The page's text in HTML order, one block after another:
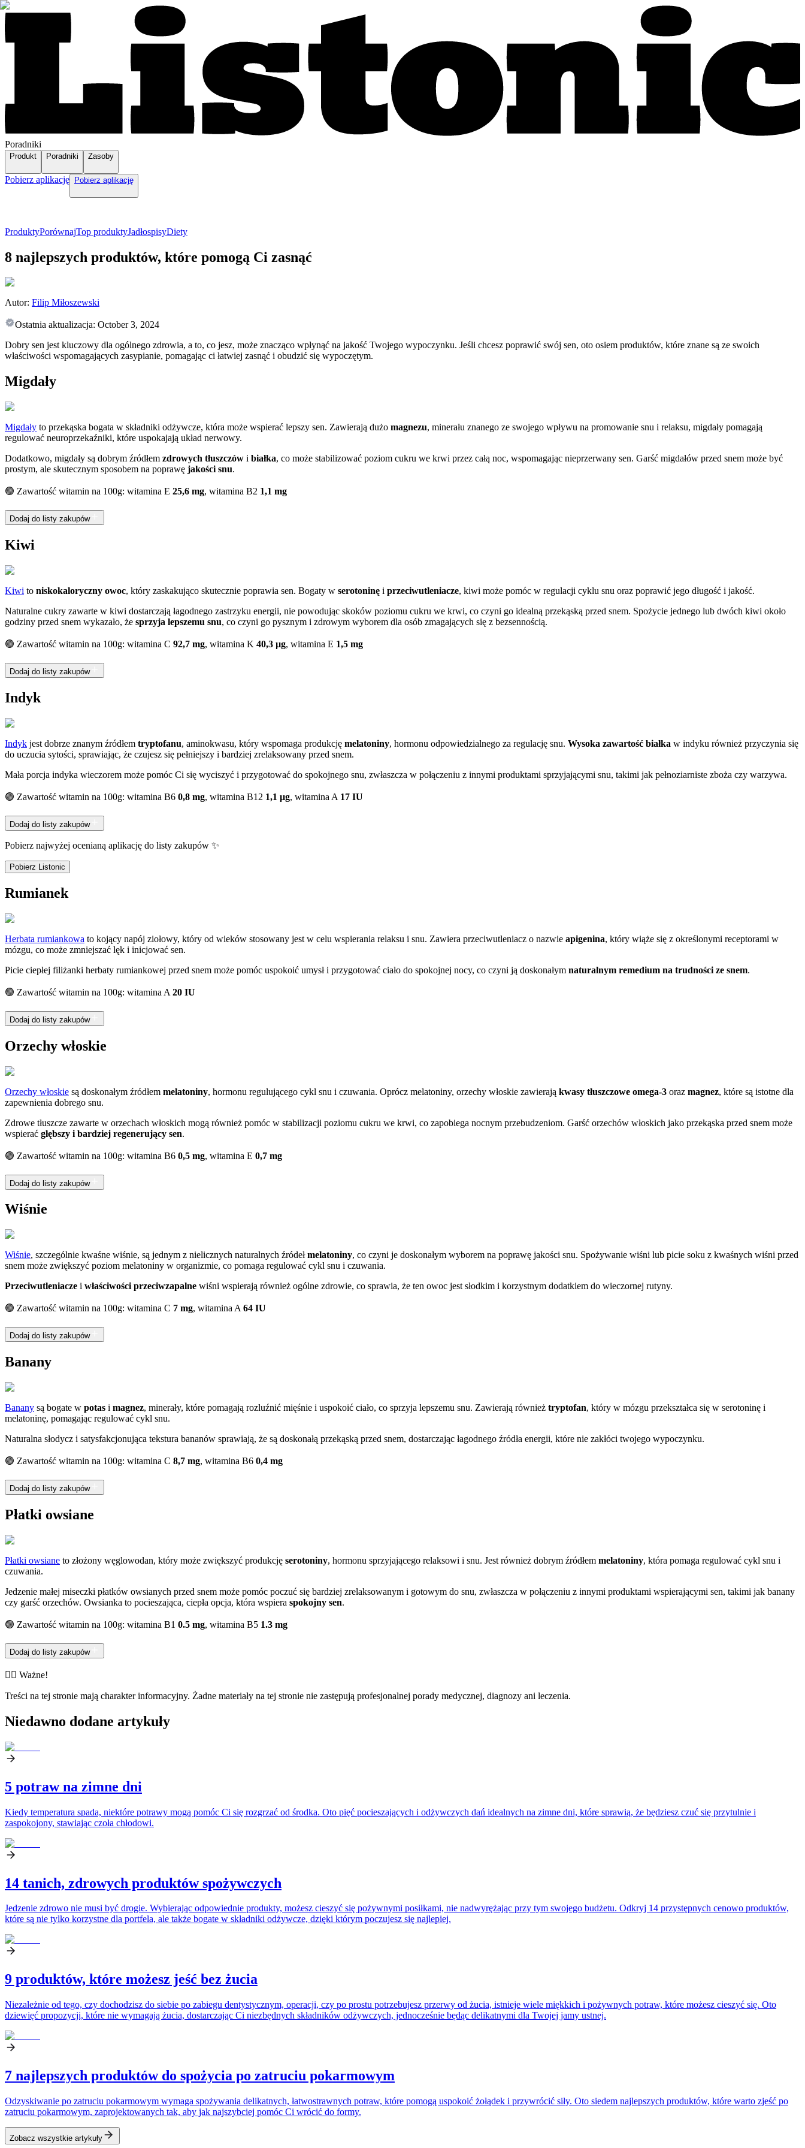
Poradniki
Produkt Poradniki Zasoby
Pobierz aplikację Pobierz aplikację
ProduktyPorównajTop produktyJadłospisyDiety
8 najlepszych produktów, które pomogą Ci zasnąć
Autor: Filip Miłoszewski
Ostatnia aktualizacja: October 3, 2024
Dobry sen jest kluczowy dla ogólnego zdrowia, a to, co jesz, może znacząco wpłynąć na jakość Twojego wypoczynku. Jeśli chcesz poprawić swój sen, oto osiem produktów, które znane są ze swoich
właściwości wspomagających zasypianie, pomagając ci łatwiej zasnąć i obudzić się wypoczętym.
Migdały
Migdały to przekąska bogata w składniki odżywcze, która może wspierać lepszy sen. Zawierają dużo magnezu, minerału znanego ze swojego wpływu na promowanie snu i relaksu, migdały pomagają
regulować neuroprzekaźniki, które uspokajają układ nerwowy.
Dodatkowo, migdały są dobrym źródłem zdrowych tłuszczów i białka, co może stabilizować poziom cukru we krwi przez całą noc, wspomagając nieprzerwany sen. Garść migdałów przed snem może być
prostym, ale skutecznym sposobem na poprawę jakości snu.
🟢 Zawartość witamin na 100g: witamina E 25,6 mg, witamina B2 1,1 mg
Dodaj do listy zakupów
Kiwi
Kiwi to niskokaloryczny owoc, który zaskakująco skutecznie poprawia sen. Bogaty w serotoninę i przeciwutleniacze, kiwi może pomóc w regulacji cyklu snu oraz poprawić jego długość i jakość.
Naturalne cukry zawarte w kiwi dostarczają łagodnego zastrzyku energii, nie powodując skoków poziomu cukru we krwi, co czyni go idealną przekąską przed snem. Spożycie jednego lub dwóch kiwi około
godziny przed snem wykazało, że sprzyja lepszemu snu, co czyni go pysznym i zdrowym wyborem dla osób zmagających się z bezsennością.
🟢 Zawartość witamin na 100g: witamina C 92,7 mg, witamina K 40,3 µg, witamina E 1,5 mg
Dodaj do listy zakupów
Indyk
Indyk jest dobrze znanym źródłem tryptofanu, aminokwasu, który wspomaga produkcję melatoniny, hormonu odpowiedzialnego za regulację snu. Wysoka zawartość białka w indyku również przyczynia się
do uczucia sytości, sprawiając, że czujesz się pełniejszy i bardziej zrelaksowany przed snem.
Mała porcja indyka wieczorem może pomóc Ci się wyciszyć i przygotować do spokojnego snu, zwłaszcza w połączeniu z innymi produktami sprzyjającymi snu, takimi jak pełnoziarniste zboża czy warzywa.
🟢 Zawartość witamin na 100g: witamina B6 0,8 mg, witamina B12 1,1 µg, witamina A 17 IU
Dodaj do listy zakupów
Pobierz najwyżej ocenianą aplikację do listy zakupów ✨
Pobierz Listonic
Rumianek
Herbata rumiankowa to kojący napój ziołowy, który od wieków stosowany jest w celu wspierania relaksu i snu. Zawiera przeciwutleniacz o nazwie apigenina, który wiąże się z określonymi receptorami w
mózgu, co może zmniejszać lęk i inicjować sen.
Picie ciepłej filiżanki herbaty rumiankowej przed snem może pomóc uspokoić umysł i przygotować ciało do spokojnej nocy, co czyni ją doskonałym naturalnym remedium na trudności ze snem.
🟢 Zawartość witamin na 100g: witamina A 20 IU
Dodaj do listy zakupów
Orzechy włoskie
Orzechy włoskie są doskonałym źródłem melatoniny, hormonu regulującego cykl snu i czuwania. Oprócz melatoniny, orzechy włoskie zawierają kwasy tłuszczowe omega-3 oraz magnez, które są istotne dla
zapewnienia dobrego snu.
Zdrowe tłuszcze zawarte w orzechach włoskich mogą również pomóc w stabilizacji poziomu cukru we krwi, co zapobiega nocnym przebudzeniom. Garść orzechów włoskich jako przekąska przed snem może
wspierać głębszy i bardziej regenerujący sen.
🟢 Zawartość witamin na 100g: witamina B6 0,5 mg, witamina E 0,7 mg
Dodaj do listy zakupów
Wiśnie
Wiśnie, szczególnie kwaśne wiśnie, są jednym z nielicznych naturalnych źródełmelatoniny, co czyni je doskonałym wyborem na poprawę jakości snu. Spożywanie wiśni lub picie soku z kwaśnych wiśni przed
snem może zwiększyć poziom melatoniny w organizmie, co pomaga regulować cykl snu i czuwania.
Przeciwutleniacze i właściwości przeciwzapalne wiśni wspierają również ogólne zdrowie, co sprawia, że ten owoc jest słodkim i korzystnym dodatkiem do wieczornej rutyny.
🟢 Zawartość witamin na 100g: witamina C 7 mg, witamina A 64 IU
Dodaj do listy zakupów
Banany
Banany są bogate w potas i magnez, minerały, które pomagają rozluźnić mięśnie i uspokoić ciało, co sprzyja lepszemu snu. Zawierają również tryptofan, który w mózgu przekształca się w serotoninę i
melatoninę, pomagając regulować cykl snu.
Naturalna słodycz i satysfakcjonująca tekstura bananów sprawiają, że są doskonałą przekąską przed snem, dostarczając łagodnego źródła energii, które nie zakłóci twojego wypoczynku.
🟢 Zawartość witamin na 100g: witamina C 8,7 mg, witamina B6 0,4 mg
Dodaj do listy zakupów
Płatki owsiane
Płatki owsiane to złożony węglowodan, który może zwiększyć produkcję serotoniny, hormonu sprzyjającego relaksowi i snu. Jest również dobrym źródłem melatoniny, która pomaga regulować cykl snu i
czuwania.
Jedzenie małej miseczki płatków owsianych przed snem może pomóc poczuć się bardziej zrelaksowanym i gotowym do snu, zwłaszcza w połączeniu z innymi produktami wspierającymi sen, takimi jak banany
czy garść orzechów. Owsianka to pocieszająca, ciepła opcja, która wspiera spokojny sen.
🟢 Zawartość witamin na 100g: witamina B1 0.5 mg, witamina B5 1.3 mg
Dodaj do listy zakupów
👨‍⚕️️ Ważne!
Treści na tej stronie mają charakter informacyjny. Żadne materiały na tej stronie nie zastępują profesjonalnej porady medycznej, diagnozy ani leczenia.
Niedawno dodane artykuły
5 potraw na zimne dni
Kiedy temperatura spada, niektóre potrawy mogą pomóc Ci się rozgrzać od środka. Oto pięć pocieszających i odżywczych dań idealnych na zimne dni, które sprawią, że będziesz czuć się przytulnie i
zaspokojony, stawiając czoła chłodowi.
14 tanich, zdrowych produktów spożywczych
Jedzenie zdrowo nie musi być drogie. Wybierając odpowiednie produkty, możesz cieszyć się pożywnymi posiłkami, nie nadwyrężając przy tym swojego budżetu. Odkryj 14 przystępnych cenowo produktów,
które są nie tylko korzystne dla portfela, ale także bogate w składniki odżywcze, dzięki którym poczujesz się najlepiej.
9 produktów, które możesz jeść bez żucia
Niezależnie od tego, czy dochodzisz do siebie po zabiegu dentystycznym, operacji, czy po prostu potrzebujesz przerwy od żucia, istnieje wiele miękkich i pożywnych potraw, które możesz cieszyć się. Oto
dziewięć propozycji, które nie wymagają żucia, dostarczając Ci niezbędnych składników odżywczych, jednocześnie będąc delikatnymi dla Twojej jamy ustnej.
7 najlepszych produktów do spożycia po zatruciu pokarmowym
Odzyskiwanie po zatruciu pokarmowym wymaga spożywania delikatnych, łatwostrawnych potraw, które pomogą uspokoić żołądek i przywrócić siły. Oto siedem najlepszych produktów, które warto zjeść po
zatruciu pokarmowym, zaprojektowanych tak, aby jak najszybciej pomóc Ci wrócić do formy.
Zobacz wszystkie artykuły